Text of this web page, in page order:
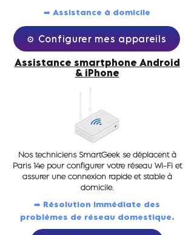
➡️ Assistance à domicile
⚙️ Configurer mes appareils
Assistance smartphone Android
& iPhone
Nos techniciens SmartGeek se déplacent à
Paris 14e pour configurer votre réseau Wi-Fi et
assurer une connexion rapide et stable à
domicile.
➡️ Résolution immédiate des
problèmes de réseau domestique.